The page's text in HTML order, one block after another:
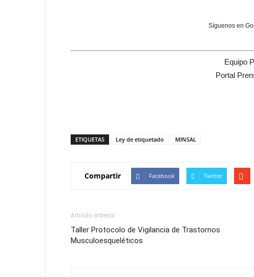
Síguenos en
Equipo
Portal
ETIQUETAS Ley de etiquetado MINSAL
Compartir Facebook Twitter
Artículo anterior
Taller Protocolo de Vigilancia de Trastornos
Musculoesqueléticos